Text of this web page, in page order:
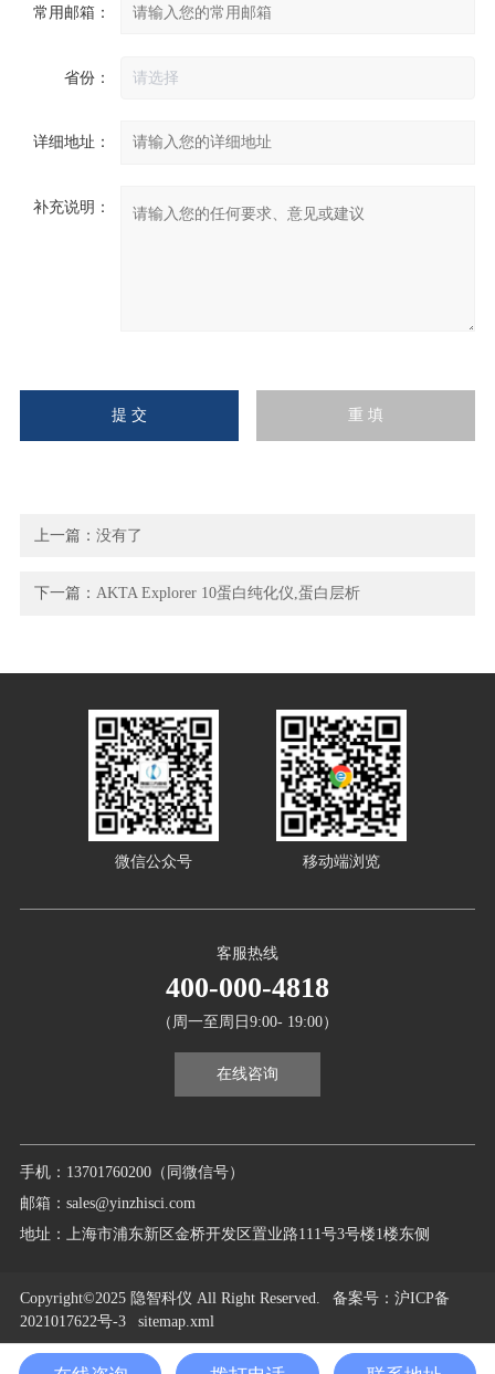
常用邮箱：
省份：
详细地址：
补充说明：
上一篇：没有了
下一篇：AKTA Explorer 10蛋白纯化仪,蛋白层析
手机：13701760200（同微信号）
邮箱：sales@yinzhisci.com
地址：上海市浦东新区金桥开发区置业路111号3号楼1楼东侧
客服热线
400-000-4818
（周一至周日9:00- 19:00）
在线咨询
微信公众号 移动端浏览
Copyright©2025 隐智科仪 All Right Reserved. 备案号：沪ICP备
2021017622号-3
sitemap.xml